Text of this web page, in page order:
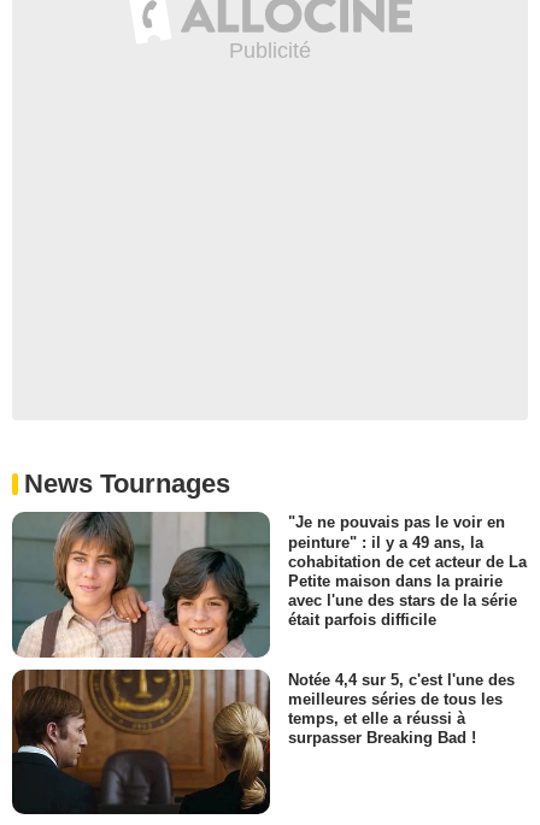
News Tournages
"Je ne pouvais pas le voir en
peinture" : il y a 49 ans, la
cohabitation de cet acteur de La
Petite maison dans la prairie
avec l'une des stars de la série
était parfois difficile
Notée 4,4 sur 5, c'est l'une des
meilleures séries de tous les
temps, et elle a réussi à
surpasser Breaking Bad !